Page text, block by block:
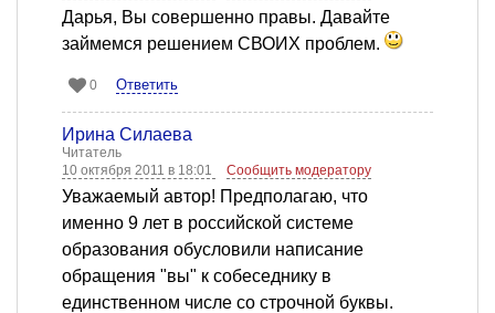
Дарья, Вы совершенно правы. Давайте
займемся решением СВОИХ проблем.
0 Ответить
Ирина Силаева
Читатель
10 октября 2011 в 18:01
Сообщить модератору
Уважаемый автор! Предполагаю, что
именно 9 лет в российской системе
образования обусловили написание
обращения "вы" к собеседнику в
единственном числе со строчной буквы.